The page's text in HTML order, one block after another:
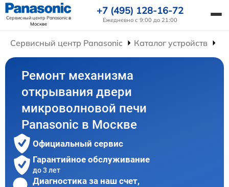
Сервисный центр Panasonicв
Москве
+7 (495) 128-16-72
Ежедневно с 9:00 до 21:00
Сервисный центр Panasonic Каталог устройств
Ремонт механизма
открывания двери
микроволновой печи
Panasonic в Москве
Официальный сервис
Гарантийное обслуживание
до 3 лет
Диагностика за наш счет,